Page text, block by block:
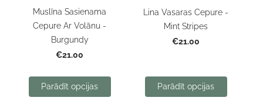
Muslīna Sasienama
Cepure Ar Volānu -
Burgundy
€21.00
Parādīt opcijas
Lina Vasaras Cepure -
Mint Stripes
€21.00
Parādīt opcijas